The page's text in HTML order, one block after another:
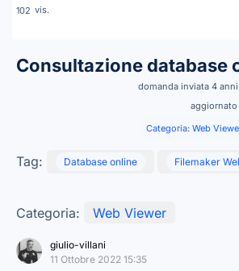
102 vis.
Consultazione database
domanda inviata 4
Categoria: Web
Tag: Database online Filemaker
Categoria: Web Viewer
giulio-villani
11 Ottobre 2022 15:35